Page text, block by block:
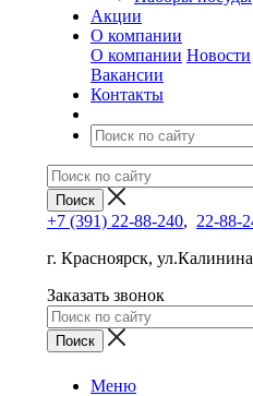
Акции
О компании
О компании Новости
Вакансии
Контакты
+7 (391) 22-88-240, 22-88-
г. Красноярск,
Заказать звонок
Меню